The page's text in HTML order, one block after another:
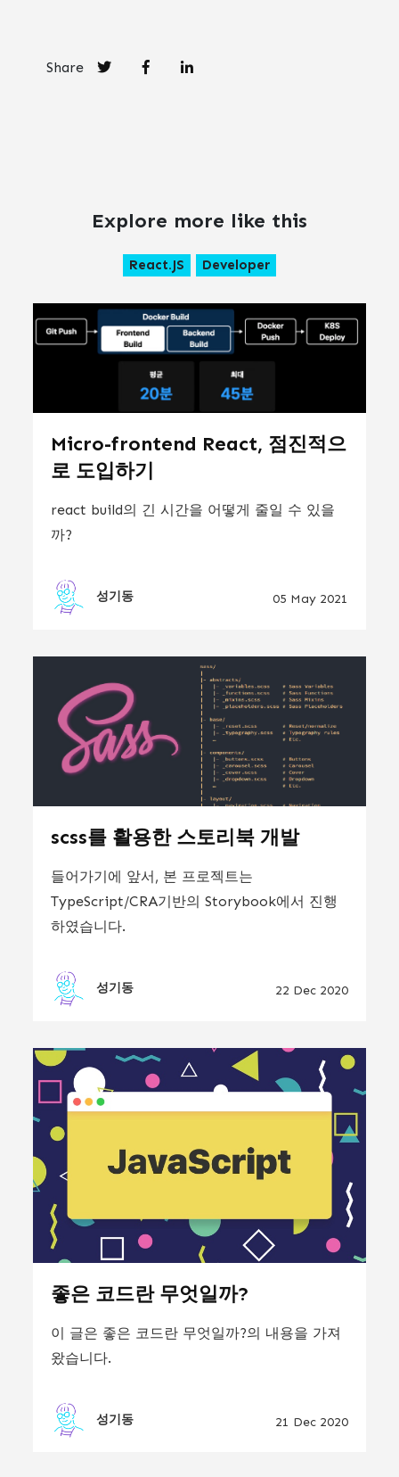
Share
Explore more like this
React.JS Developer
Micro-frontend React, 점진적으
로 도입하기
react build의 긴 시간을 어떻게 줄일 수 있을
까?
성기동 05 May 2021
scss를 활용한 스토리북 개발
들어가기에 앞서, 본 프로젝트는
TypeScript/CRA기반의 Storybook에서 진행
하였습니다.
성기동 22 Dec 2020
좋은 코드란 무엇일까?
이 글은 좋은 코드란 무엇일까?의 내용을 가져
왔습니다.
성기동 21 Dec 2020